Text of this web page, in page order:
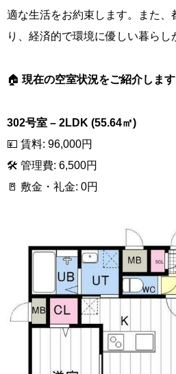
適な生活をお約束します。また、
り、経済的で環境に優しい暮らし
🏠 現在の空室状況をご紹介します
302号室 – 2LDK (55.64㎡)
💴 賃料: 96,000円
🛠 管理費: 6,500円
🚪 敷金・礼金: 0円